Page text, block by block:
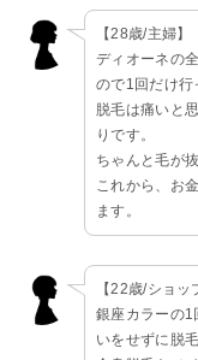
【28歳/主婦】
ディオーネの
ので1回だけ行
脱毛は痛いと
りです。
ちゃんと毛が
これから、お
ます。
【22歳/ショッ
銀座カラーの1
いをせずに脱